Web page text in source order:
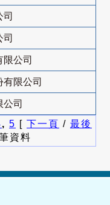
公司
限公司
司
, 5 [ 下一頁 / 最後
資料